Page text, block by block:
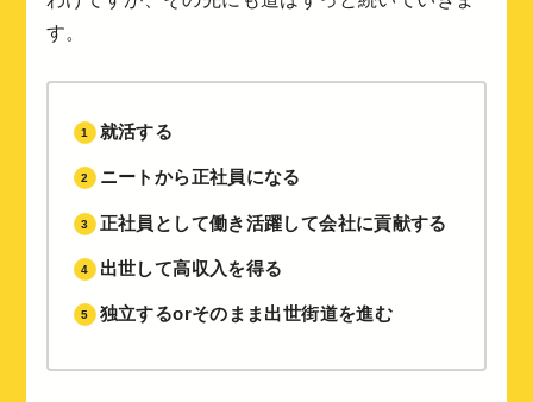
す。
就活する
ニートから正社員になる
正社員として働き活躍して会社に貢献する
出世して高収入を得る
独立するorそのまま出世街道を進む